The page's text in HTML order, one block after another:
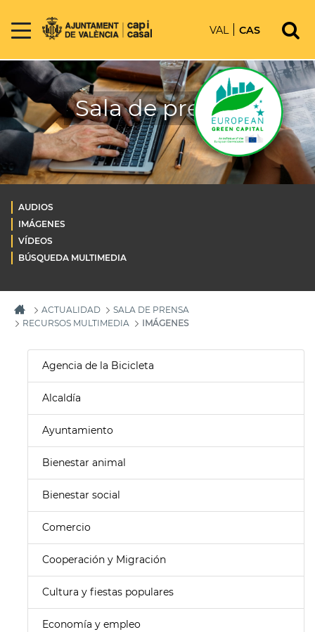
VAL CAS
Sala de prensa
AUDIOS
IMÁGENES
VÍDEOS
BÚSQUEDA MULTIMEDIA
ACTUALIDAD
SALA DE PRENSA
RECURSOS MULTIMEDIA
IMÁGENES
Agencia de la Bicicleta
Alcaldía
Ayuntamiento
Bienestar animal
Bienestar social
Comercio
Cooperación y Migración
Cultura y fiestas populares
Economía y empleo